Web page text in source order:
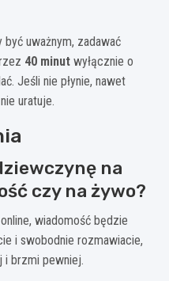
uważnym, zadawać
40 minut wyłącznie o
Jeśli nie płynie, nawet
uratuje.
na
czy na żywo?
wiadomość będzie
i swobodnie rozmawiacie,
i brzmi pewniej.